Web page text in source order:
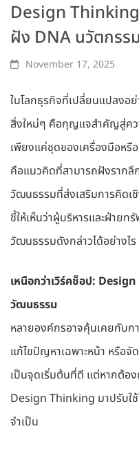
Design
ฝัง DNA นวัตกรร
November 17, 2025
ในโลกธุรกิจที่เปลี่ยนแปลงอ
สิ่งใหม่ๆ คือกุญแจสำคัญสู่คว
เพียงแค่ชุดของเครื่องมือหรื
คือแนวคิดที่สามารถฝังรากลึ
วัฒนธรรมที่ส่งเสริมการคิด
ชี้ให้เห็นว่าผู้บริหารและฝ่ายท
วัฒนธรรมดังกล่าวได้อย่างไร
เหนือกว่าเวิร์คช็อป:
วัฒนธรรม
หลายองค์กรอาจคุ้นเคยกับก
แก้ไขปัญหาเฉพาะหน้า หรือจั
เป็นจุดเริ่มต้นที่ดี แต่หากต้อ
Design Thinking มาปรับใ
จำเป็น